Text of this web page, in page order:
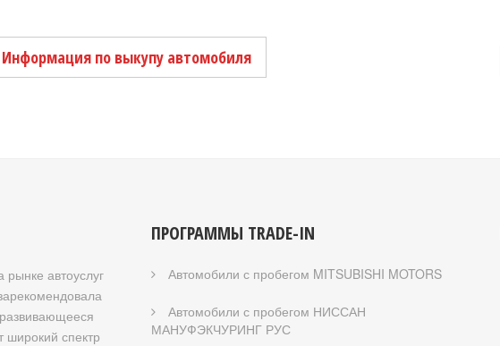
Информация по выкупу автомобиля
автоуслуг
широкий спектр
ПРОГРАММЫ TRADE-IN
Автомобили с пробегом MITSUBISHI MOTORS
Автомобили с пробегом НИССАН
МАНУФЭКЧУРИНГ РУС